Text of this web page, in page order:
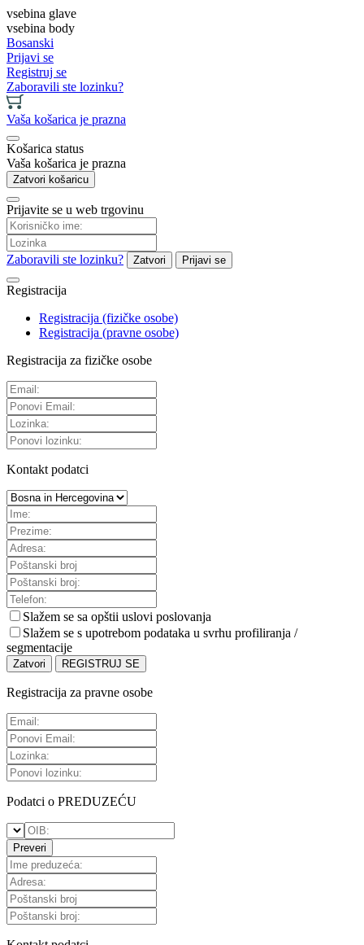
vsebina glave
vsebina body
Bosanski
Prijavi se
Registruj se
Zaboravili ste lozinku?
Vaša košarica je prazna
Košarica status
Vaša košarica je prazna
Zatvori košaricu
Prijavite se u web trgovinu
Zaboravili ste lozinku? Zatvori Prijavi se
Registracija
Registracija (fizičke osobe)
Registracija (pravne osobe)
Registracija za fizičke osobe
Kontakt podatci
Slažem se sa opštii uslovi poslovanja
Slažem se s upotrebom podataka u svrhu profiliranja /
segmentacije
Zatvori REGISTRUJ SE
Registracija za pravne osobe
Podatci o PREDUZEĆU
Preveri